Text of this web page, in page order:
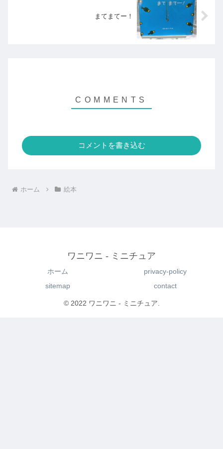
まてまてー！
コメントを書き込む
ホーム 絵本
ワニワニ - ミニチュア
ホーム
privacy-policy
sitemap
contact
© 2022 ワニワニ - ミニチュア.